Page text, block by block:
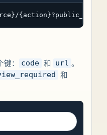
： code 和 url 。
和